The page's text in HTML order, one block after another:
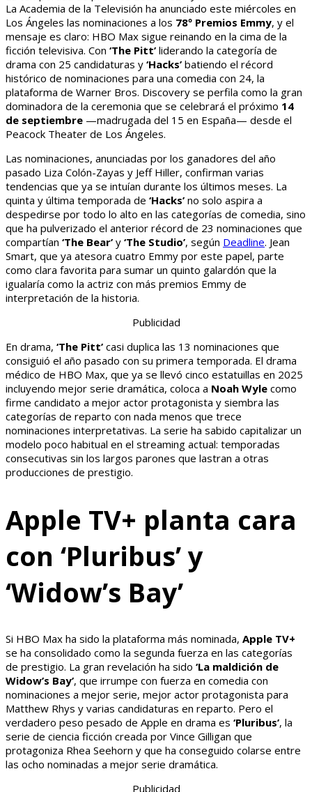
La Academia de la Televisión ha anunciado este miércoles en
Los Ángeles las nominaciones a los 78º Premios Emmy, y el
mensaje es claro: HBO Max sigue reinando en la cima de la
ficción televisiva. Con ‘The Pitt’ liderando la categoría de
drama con 25 candidaturas y ‘Hacks’ batiendo el récord
histórico de nominaciones para una comedia con 24, la
plataforma de Warner Bros. Discovery se perfila como la gran
dominadora de la ceremonia que se celebrará el próximo 14
de septiembre —madrugada del 15 en España— desde el
Peacock Theater de Los Ángeles.
Las nominaciones, anunciadas por los ganadores del año
pasado Liza Colón-Zayas y Jeff Hiller, confirman varias
tendencias que ya se intuían durante los últimos meses. La
quinta y última temporada de ‘Hacks’ no solo aspira a
despedirse por todo lo alto en las categorías de comedia, sino
que ha pulverizado el anterior récord de 23 nominaciones que
compartían ‘The Bear’ y ‘The Studio’, según Deadline. Jean
Smart, que ya atesora cuatro Emmy por este papel, parte
como clara favorita para sumar un quinto galardón que la
igualaría como la actriz con más premios Emmy de
interpretación de la historia.
Publicidad
En drama, ‘The Pitt’ casi duplica las 13 nominaciones que
consiguió el año pasado con su primera temporada. El drama
médico de HBO Max, que ya se llevó cinco estatuillas en 2025
incluyendo mejor serie dramática, coloca a Noah Wyle como
firme candidato a mejor actor protagonista y siembra las
categorías de reparto con nada menos que trece
nominaciones interpretativas. La serie ha sabido capitalizar un
modelo poco habitual en el streaming actual: temporadas
consecutivas sin los largos parones que lastran a otras
producciones de prestigio.
Apple TV+ planta cara
con ‘Pluribus’ y
‘Widow’s Bay’
Si HBO Max ha sido la plataforma más nominada, Apple TV+
se ha consolidado como la segunda fuerza en las categorías
de prestigio. La gran revelación ha sido ‘La maldición de
Widow’s Bay’, que irrumpe con fuerza en comedia con
nominaciones a mejor serie, mejor actor protagonista para
Matthew Rhys y varias candidaturas en reparto. Pero el
verdadero peso pesado de Apple en drama es ‘Pluribus’, la
serie de ciencia ficción creada por Vince Gilligan que
protagoniza Rhea Seehorn y que ha conseguido colarse entre
las ocho nominadas a mejor serie dramática.
Publicidad